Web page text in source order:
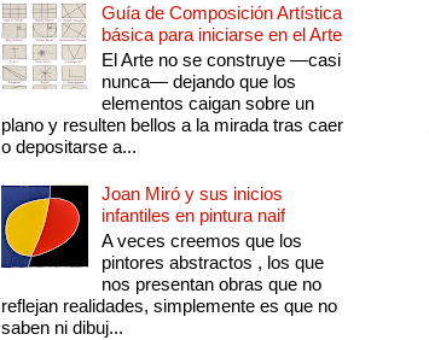
Guía de Composición Artística
básica para iniciarse en el Arte
El Arte no se construye —casi
nunca— dejando que los
elementos caigan sobre un
plano y resulten bellos a la mirada tras caer
o depositarse a...
Joan Miró y sus inicios
infantiles en pintura naif
A veces creemos que los
pintores abstractos , los que
nos presentan obras que no
reflejan realidades, simplemente es que no
saben ni dibuj...